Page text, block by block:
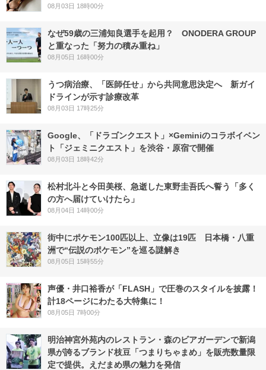
08月03日 18時00分
なぜ59歳の三浦知良選手を起用？ ONODERA GROUP
と重なった「努力の積み重ね」
08月05日 16時00分
うつ病治療、「医師任せ」から共同意思決定へ 新ガイ
ドラインが示す診療改革
08月03日 17時25分
Google、「ドラゴンクエスト」×Geminiのコラボイベン
ト「ジェミニクエスト」を渋谷・原宿で開催
08月03日 18時42分
松村北斗と今田美桜、急逝した東野圭吾氏へ誓う「多く
の方へ届けていけたら」
08月04日 14時00分
街中にポケモン100匹以上、立像は19匹 日本橋・八重
洲で“伝説のポケモン”を巡る謎解き
08月05日 15時55分
声優・井口裕香が「FLASH」で圧巻のスタイルを披露！
計18ページにわたる大特集に！
08月05日 7時00分
明治神宮外苑内のレストラン・森のビアガーデンで新潟
県が誇るブランド枝豆「つまりちゃまめ」を販売数量限
定で提供。えだまめ県の魅力を発信